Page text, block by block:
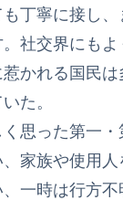
丁寧に接し、
社交界にも
かれる国民
た。
思った第一
家族や使用
一時は行方